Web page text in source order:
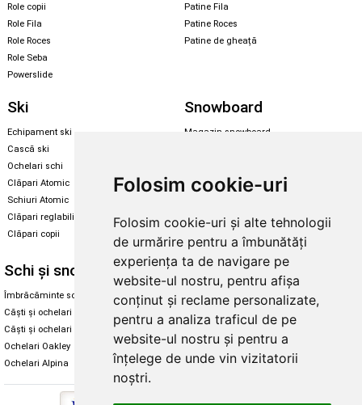
Folosim cookie-uri
Folosim cookie-uri și alte tehnologii
de urmărire pentru a îmbunătăți
experiența ta de navigare pe
website-ul nostru, pentru afișa
conținut și reclame personalizate,
pentru a analiza traficul de pe
website-ul nostru și pentru a
înțelege de unde vin vizitatorii
noștri.
Role copii
Role Fila
Role Roces
Role Seba
Powerslide
Patine Fila
Patine Roces
Patine de gheață
Ski
Echipament ski
Cască ski
Ochelari schi
Clăpari Atomic
Schiuri Atomic
Clăpari reglabili
Clăpari copii
Snowboard
Magazin snowboard
Skate & longboard
Santa Cruz
Enuff Skateboards
Schi și snowboard
Îmbrăcăminte schi și snowboard
Căști și ochelari de iarnă
Căști și ochelari Alpina
Ochelari Oakley
Ochelari Alpina
Diverse
Cum aleg rolele
Cum aleg ochelarii
Ochelari de soare Oakley
Ochelari de soare Alpina
Intretinere manusi